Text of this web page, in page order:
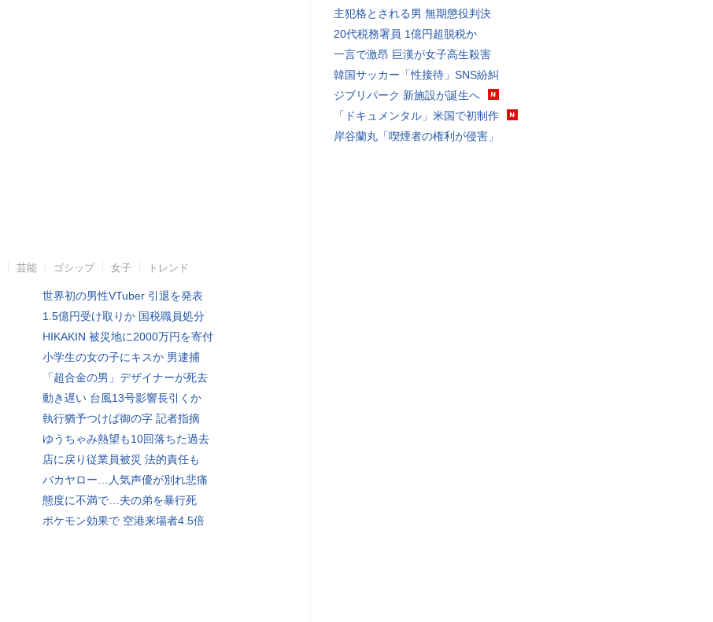
芸能 ゴシップ 女子 トレンド
世界初の男性VTuber 引退を発表
1.5億円受け取りか 国税職員処分
HIKAKIN 被災地に2000万円を寄付
小学生の女の子にキスか 男逮捕
「超合金の男」デザイナーが死去
動き遅い 台風13号影響長引くか
執行猶予つけば御の字 記者指摘
ゆうちゃみ熱望も10回落ちた過去
店に戻り従業員被災 法的責任も
バカヤロー…人気声優が別れ悲痛
態度に不満で…夫の弟を暴行死
ポケモン効果で 空港来場者4.5倍
主犯格とされる男 無期懲役判決
20代税務署員 1億円超脱税か
一言で激昂 巨漢が女子高生殺害
韓国サッカー「性接待」SNS紛糾
ジブリパーク 新施設が誕生へ
「ドキュメンタル」米国で初制作
岸谷蘭丸「喫煙者の権利が侵害」